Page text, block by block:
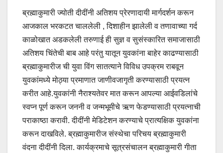
ब्रह्माकुमारी ज्योती दीदींनी अतिशय प्रेरणादायी मार्गदर्शन करून
आजकाल भरकटत चाललेली , दिशाहीन झालेली व तणावाच्या गर्द
काळोखात अडकलेली तरुणाई ही सुज्ञ व सुसंस्कारित समाजासाठी
अतिशय चिंतेची बाब आहे परंतु यातून युवकांना बाहेर काढण्यासाठी
ब्रह्माकुमारीज ची युवा विंग सातत्याने विविध उपक्रम राबवून
युवकांमध्ये मोठ्या प्रमाणात जाणीवजागृती करण्यासाठी प्रयत्न
करीत आहे.युवकांनी नैराश्यतेवर मात करून आपल्या आईवडिलांचे
स्वप्न पूर्ण करून जननी व जन्मभूमीचे ऋण फेडण्यासाठी प्रयत्नाची
पराकाष्ठा करावी. दीदींनी मेडिटेशन करण्याचे प्रात्यक्षिक युवकांना
करून दाखविले. ब्रह्माकुमारीज संस्थेचा परिचय ब्रह्माकुमारी
वंदना दीदींनी दिला. कार्यक्रमाचे सूत्रसंचालन ब्रह्माकुमारी गीता